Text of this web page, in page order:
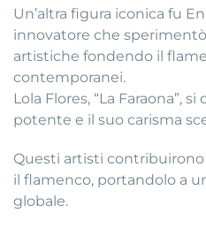
Un’altra figura iconica fu
innovatore che
artistiche fondendo il
contemporanei.
Lola Flores, “La Faraona”,
potente e il suo carisma
Questi artisti
il flamenco, portandolo a
globale.